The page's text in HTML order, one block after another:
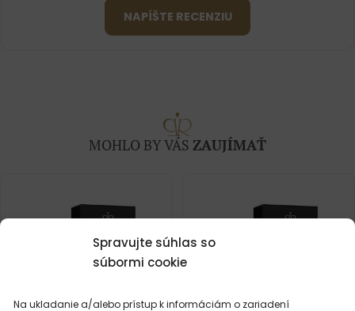
Spravujte súhlas so
súbormi cookie
Na ukladanie a/alebo prístup k informáciám o zariadení
NAPÍŠTE RECENZIU
MOHLO BY VÁS ZAUJÍMAŤ